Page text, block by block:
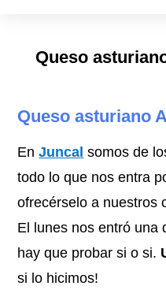
Queso
Queso asturiano
EnJuncal somos de
todo lo que nos entra
ofrecérselo a nuestros
El lunes nos entró una
hay que probar si o si.
si lo hicimos!